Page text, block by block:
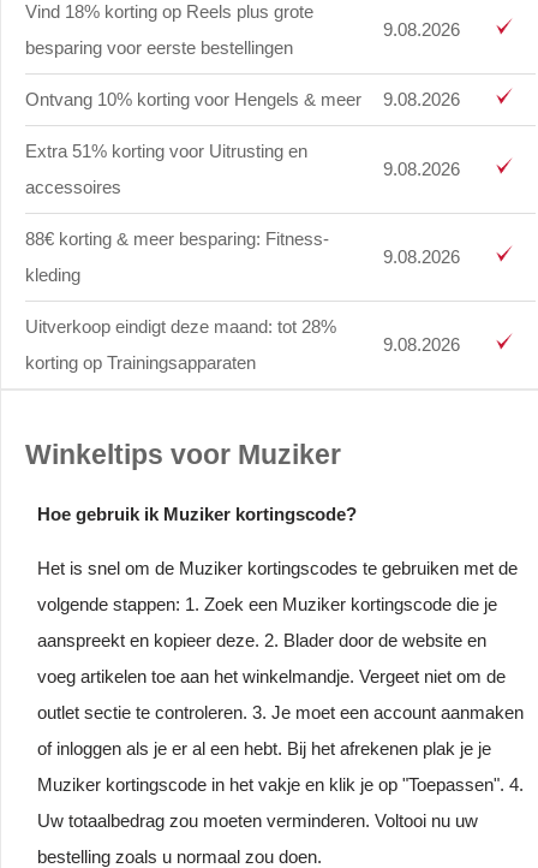
Vind 18% korting op Reels plus grote
besparing voor eerste bestellingen
9.08.2026
Ontvang 10% korting voor Hengels & meer 9.08.2026
Extra 51% korting voor Uitrusting en
accessoires
9.08.2026
88€ korting & meer besparing: Fitness-
kleding
9.08.2026
Uitverkoop eindigt deze maand: tot 28%
korting op Trainingsapparaten
9.08.2026
Winkeltips voor Muziker
Hoe gebruik ik Muziker kortingscode?
Het is snel om de Muziker kortingscodes te gebruiken met de
volgende stappen: 1. Zoek een Muziker kortingscode die je
aanspreekt en kopieer deze. 2. Blader door de website en
voeg artikelen toe aan het winkelmandje. Vergeet niet om de
outlet sectie te controleren. 3. Je moet een account aanmaken
of inloggen als je er al een hebt. Bij het afrekenen plak je je
Muziker kortingscode in het vakje en klik je op "Toepassen". 4.
Uw totaalbedrag zou moeten verminderen. Voltooi nu uw
bestelling zoals u normaal zou doen.